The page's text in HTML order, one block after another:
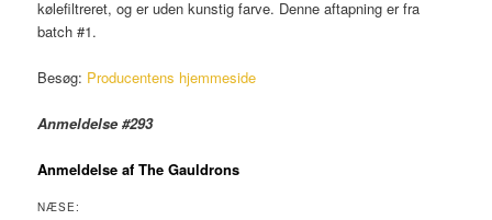
kølefiltreret, og er uden kunstig farve. Denne aftapning er fra
batch #1.
Besøg: Producentens hjemmeside
Anmeldelse #293
Anmeldelse af The Gauldrons
NÆSE: